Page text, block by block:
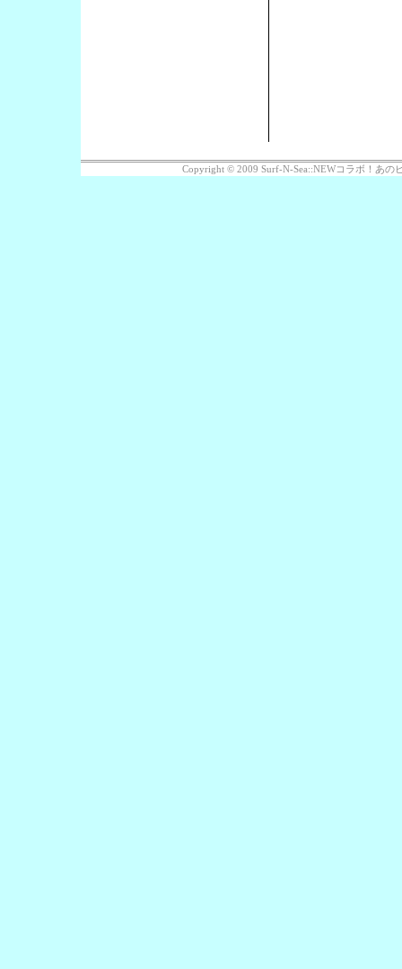
Copyright © 2009 Surf-N-Sea::NEWコラボ！あの